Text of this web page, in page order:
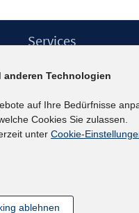
Services
IAB-Newsletter
Kontakt
Technologien
auf Ihre Bedürfnisse
Cookies Sie zulassen.
unter Cookie-
ablehnen